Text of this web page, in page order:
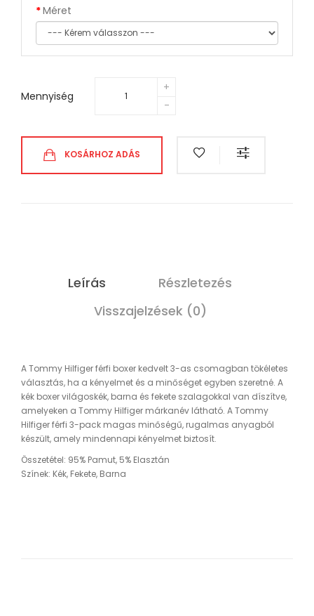
Méret
Mennyiség
KOSÁRHOZ ADÁS
Leírás
Részletezés
Visszajelzések (0)
A Tommy Hilfiger férfi boxer kedvelt 3-as csomagban tökéletes
választás, ha a kényelmet és a minőséget egyben szeretné. A
kék boxer világoskék, barna és fekete szalagokkal van díszítve,
amelyeken a Tommy Hilfiger márkanév látható. A Tommy
Hilfiger férfi 3-pack magas minőségű, rugalmas anyagból
készült, amely mindennapi kényelmet biztosít.
Összetétel: 95% Pamut, 5% Elasztán
Színek: Kék, Fekete, Barna